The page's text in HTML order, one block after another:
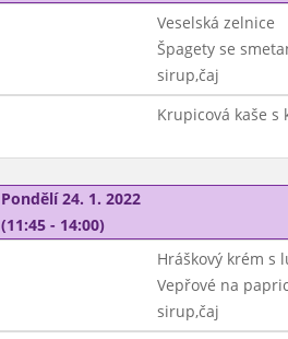
Veselská zelnice
Špagety se
sirup,čaj
Krupicová kaše s
Pondělí 24. 1. 2022
(11:45 - 14:00)
Hráškový krém s
Vepřové na
sirup,čaj